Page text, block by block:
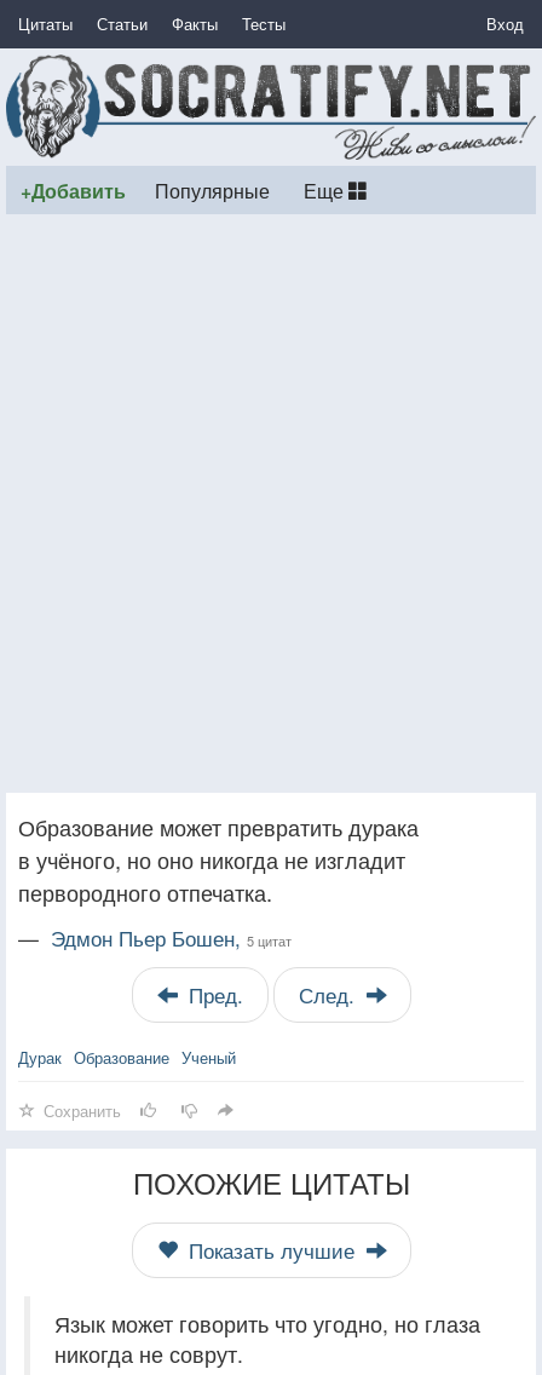
Цитаты Статьи Факты Тесты Вход
+Добавить Популярные Еще
Образование может превратить дурака
в учёного, но оно никогда не изгладит
первородного отпечатка.
— Эдмон Пьер Бошен, 5 цитат
Пред. След.
Дурак Образование Ученый
Сохранить
ПОХОЖИЕ ЦИТАТЫ
Показать лучшие
Язык может говорить что угодно, но глаза
никогда не соврут.